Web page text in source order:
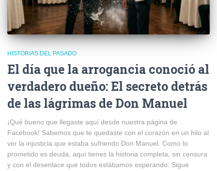
HISTORIAS DEL PASADO
El día que la arrogancia conoció al
verdadero dueño: El secreto detrás
de las lágrimas de Don Manuel
¡Qué bueno que llegaste aquí desde nuestra página de
Facebook! Sabemos que te quedaste con el corazón en un hilo al
ver la injusticia que estaba sufriendo Don Manuel. Como lo
prometido es deuda, aquí tienes la historia completa, sin censura
y con el desenlace que todos estábamos esperando. Sigue